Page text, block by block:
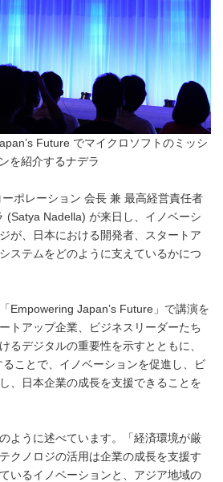
Future でマイクロソフトのミッシ
を紹介するナデラ
ポレーション 会長 兼 最高経営責任者
(Satya Nadella) が来日し、イノベーシ
が、日本における開発者、スタートア
ステムをどのように支えているかにつ
Empowering Japan’s Future」で講演を
トアップ企業、ビジネスリーダーたち
るデジタルの重要性を示すとともに、
ことで、イノベーションを促進し、ビ
、日本企業の成長を支援できることを
ように述べています。「経済環境が厳
クノロジの活用は企業の成長を支援す
いるイノベーションと、アジア地域の